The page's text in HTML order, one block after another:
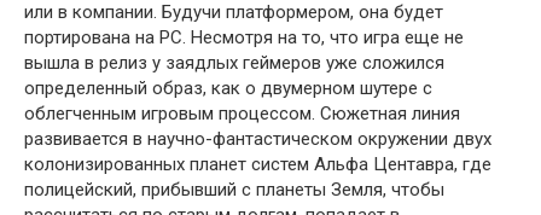
или в компании. Будучи платформером, она будет
портирована на PC. Несмотря на то, что игра еще не
вышла в релиз у заядлых геймеров уже сложился
определенный образ, как о двумерном шутере с
облегченным игровым процессом. Сюжетная линия
развивается в научно-фантастическом окружении двух
колонизированных планет систем Альфа Центавра, где
полицейский, прибывший с планеты Земля, чтобы